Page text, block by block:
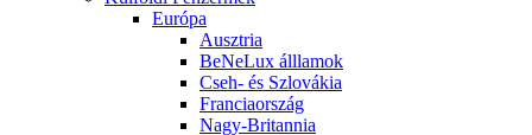
Európa
Ausztria
BeNeLux álllamok
Cseh- és Szlovákia
Franciaország
Nagy-Britannia